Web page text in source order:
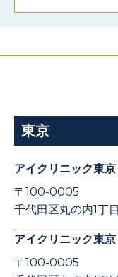
東京
アイクリニック東
〒100-0005
千代田区丸の内1丁
アイクリニック東
〒100-0005